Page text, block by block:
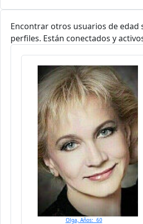
Encontrar otros usuarios de edad
perfiles. Están conectados y
Olga, Años: 60